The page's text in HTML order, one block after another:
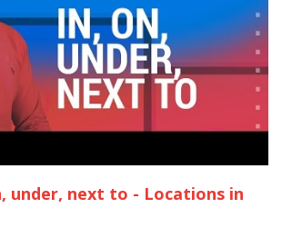
under, next to - Locations in